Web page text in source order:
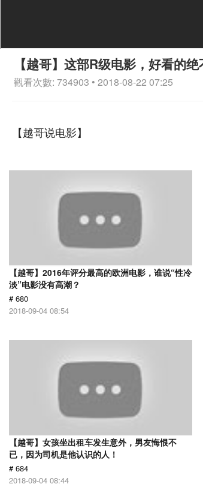
【越哥】这部R级电影，好看的
觀看次數: 734903 • 2018-08-22 07:25
【越哥说电影】
【越哥】2016年评分最高的欧洲电影，谁说“性冷
淡”电影没有高潮？
# 680
2018-09-04 08:54
【越哥】女孩坐出租车发生意外，男友悔恨不
已，因为司机是他认识的人！
# 684
2018-09-04 08:44